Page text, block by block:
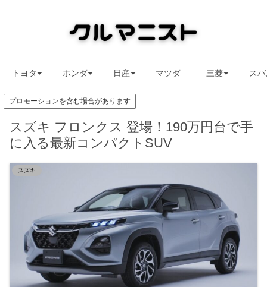
トヨタ ホンダ 日産 マツダ 三菱 ス
プロモーションを含む場合があります
スズキ フロンクス 登場！190万円台で手
に入る最新コンパクトSUV
スズキ